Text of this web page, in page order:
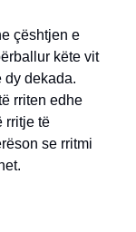
çështjen e
këte vit
dy dekada.
rriten edhe
rritje të
se rritmi